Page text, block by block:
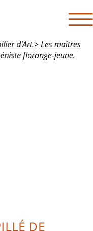
d'Art.> Les maîtres
florange-jeune.
DE